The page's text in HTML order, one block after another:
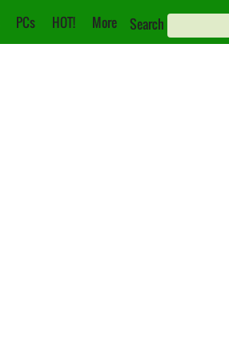
PCs HOT! More Search